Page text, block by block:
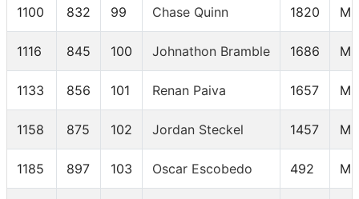
1100 832 99 Chase Quinn 1820
1116 845 100 Johnathon Bramble 1686
1133 856 101 Renan Paiva 1657
1158 875 102 Jordan Steckel 1457
1185 897 103 Oscar Escobedo 492